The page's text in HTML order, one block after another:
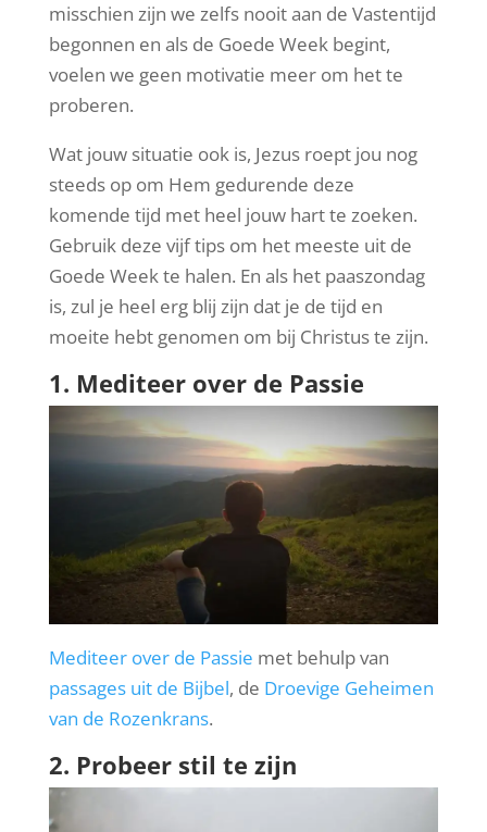
misschien zijn we zelfs nooit aan de Vastentijd
begonnen en als de Goede Week begint,
voelen we geen motivatie meer om het te
proberen.
Wat jouw situatie ook is, Jezus roept jou nog
steeds op om Hem gedurende deze
komende tijd met heel jouw hart te zoeken.
Gebruik deze vijf tips om het meeste uit de
Goede Week te halen. En als het paaszondag
is, zul je heel erg blij zijn dat je de tijd en
moeite hebt genomen om bij Christus te zijn.
1. Mediteer over de Passie
Mediteer over de Passie met behulp van
passages uit de Bijbel, de Droevige Geheimen
van de Rozenkrans.
2. Probeer stil te zijn